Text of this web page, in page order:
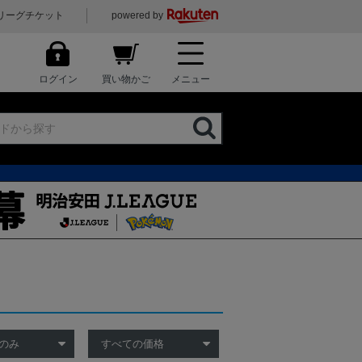
ーグチケット powered by
ログイン 買い物かご メニュー